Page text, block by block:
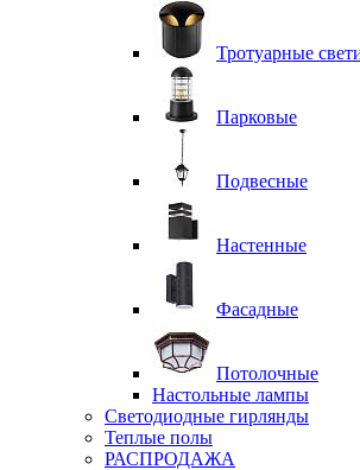
Тротуарные
Парковые
Подвесные
Настенные
Фасадные
Потолочные
Настольные лампы
Светодиодные гирлянды
Теплые полы
РАСПРОДАЖА